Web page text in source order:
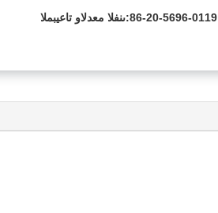
المبيعات والدعم الفنى:86-20-5696-0119